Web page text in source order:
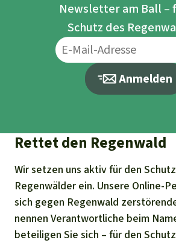
Newsletter am Ball –
Schutz des
Anmelden
Rettet den Regenwald
Wir setzen uns aktiv für den
Regenwälder ein. Unsere Online-
sich gegen Regenwald
nennen Verantwortliche beim
beteiligen Sie sich – für den